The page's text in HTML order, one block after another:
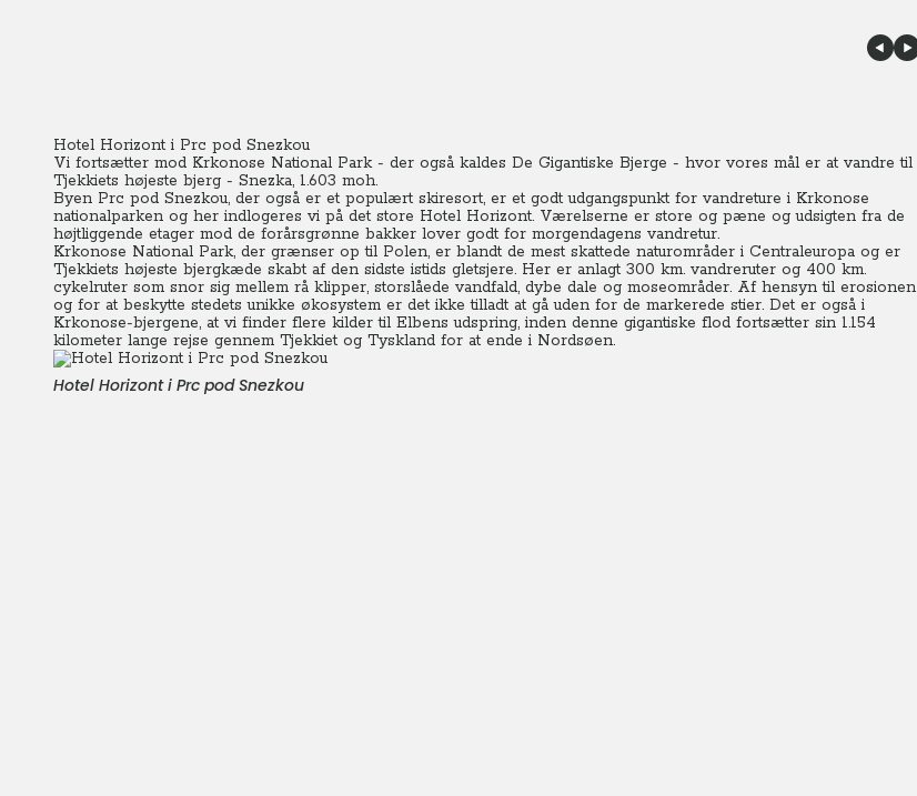
Hotel Horizont i Prc pod Snezkou
Vi fortsætter mod Krkonose National Park - der også kaldes De Gigantiske Bjerge - hvor vores mål er at vandre til
Tjekkiets højeste bjerg - Snezka, 1.603 moh.
Byen Prc pod Snezkou, der også er et populært skiresort, er et godt udgangspunkt for vandreture i Krkonose
nationalparken og her indlogeres vi på det store Hotel Horizont. Værelserne er store og pæne og udsigten fra de
højtliggende etager mod de forårsgrønne bakker lover godt for morgendagens vandretur.
Krkonose National Park, der grænser op til Polen, er blandt de mest skattede naturområder i Centraleuropa og er
Tjekkiets højeste bjergkæde skabt af den sidste istids gletsjere. Her er anlagt 300 km. vandreruter og 400 km.
cykelruter som snor sig mellem rå klipper, storslåede vandfald, dybe dale og moseområder. Af hensyn til erosionen
og for at beskytte stedets unikke økosystem er det ikke tilladt at gå uden for de markerede stier. Det er også i
Krkonose-bjergene, at vi finder flere kilder til Elbens udspring, inden denne gigantiske flod fortsætter sin 1.154
kilometer lange rejse gennem Tjekkiet og Tyskland for at ende i Nordsøen.
Hotel Horizont i Prc pod Snezkou